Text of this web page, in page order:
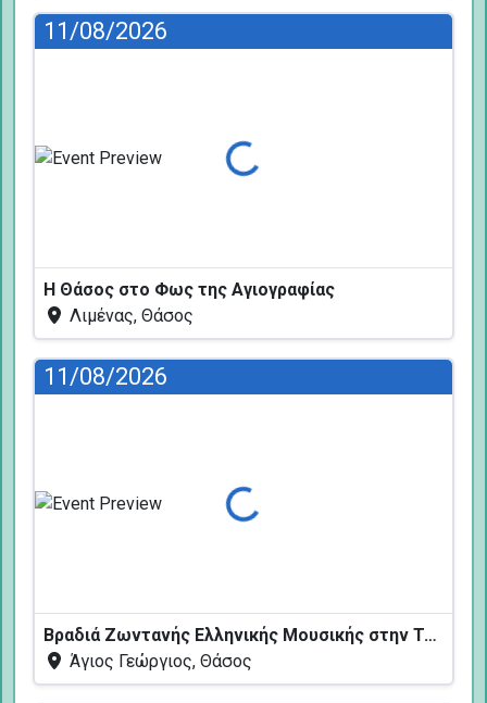
11/08/2026
Φόρτωση...
Η Θάσος στο Φως της Αγιογραφίας
Λιμένας, Θάσος
11/08/2026
Φόρτωση...
Βραδιά Ζωντανής Ελληνικής Μουσικής στην Ταβέρνα Κελάρι
Άγιος Γεώργιος, Θάσος